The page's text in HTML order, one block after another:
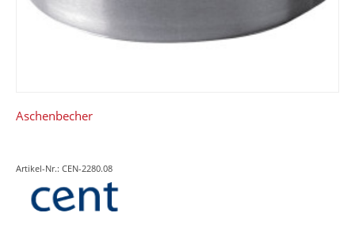
Aschenbecher
Artikel-Nr.: CEN-2280.08